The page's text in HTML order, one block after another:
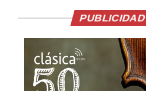
PUBLICIDAD